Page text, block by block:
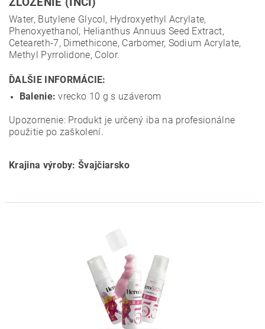
Water, Butylene Glycol, Hydroxyethyl Acrylate,
Phenoxyethanol, Helianthus Annuus Seed Extract,
Ceteareth-7, Dimethicone, Carbomer, Sodium Acrylate,
Methyl Pyrrolidone, Color.
ĎALŠIE INFORMÁCIE:
Balenie: vrecko 10 g s uzáverom
Upozornenie: Produkt je určený iba na profesionálne
použitie po zaškolení.
Krajina výroby: Švajčiarsko